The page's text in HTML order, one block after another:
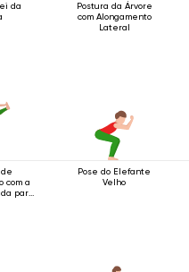
da
Postura da Árvore
com Alongamento
Lateral
de
com a
para
Pose do Elefante
Velho